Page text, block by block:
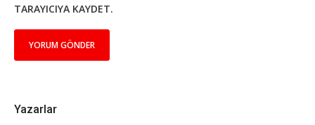
TARAYICIYA KAYDET.
Yazarlar